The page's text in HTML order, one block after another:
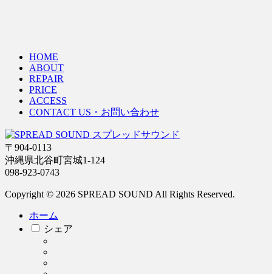
HOME
ABOUT
REPAIR
PRICE
ACCESS
CONTACT US・お問い合わせ
〒904-0113
沖縄県北谷町宮城1-124
098-923-0743
Copyright © 2026 SPREAD SOUND All Rights Reserved.
ホーム
シェア